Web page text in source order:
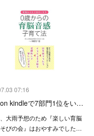
07:16
kindleで7部門1位をい…
大雨予想のため『楽しい育脳
びの会』はおやすみでした…